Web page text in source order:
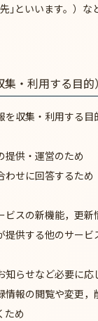
｣といいます。）な
・利用する目的）
を収集・利用する
提供・運営のため
わせに回答するため
ビスの新機能，更新
提供する他のサー
知らせなど必要に応
情報の閲覧や変更，
ため